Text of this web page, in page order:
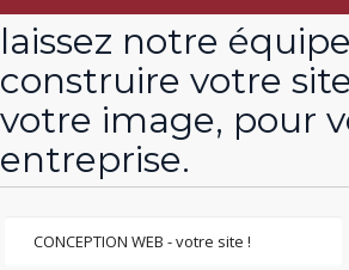
laissez notre
construire votre
votre image, pour
entreprise.